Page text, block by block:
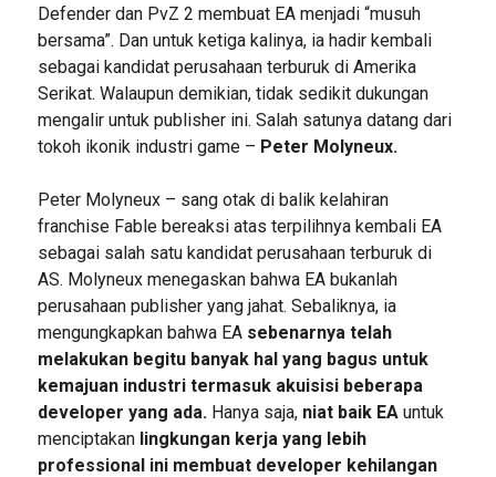
Defender dan PvZ 2 membuat EA menjadi “musuh
bersama”. Dan untuk ketiga kalinya, ia hadir kembali
sebagai kandidat perusahaan terburuk di Amerika
Serikat. Walaupun demikian, tidak sedikit dukungan
mengalir untuk publisher ini. Salah satunya datang dari
tokoh ikonik industri game – Peter Molyneux.
Peter Molyneux – sang otak di balik kelahiran
franchise Fable bereaksi atas terpilihnya kembali EA
sebagai salah satu kandidat perusahaan terburuk di
AS. Molyneux menegaskan bahwa EA bukanlah
perusahaan publisher yang jahat. Sebaliknya, ia
mengungkapkan bahwa EA sebenarnya telah
melakukan begitu banyak hal yang bagus untuk
kemajuan industri termasuk akuisisi beberapa
developer yang ada.Hanya saja,niat baik EAuntuk
menciptakan lingkungan kerja yang lebih
professional ini membuat developer kehilangan